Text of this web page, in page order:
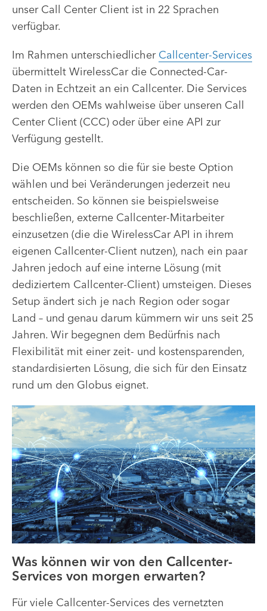
unser Call Center Client ist in 22 Sprachen
verfügbar.
Im Rahmen unterschiedlicher Callcenter-Services
übermittelt WirelessCar die Connected-Car-
Daten in Echtzeit an ein Callcenter. Die Services
werden den OEMs wahlweise über unseren Call
Center Client (CCC) oder über eine API zur
Verfügung gestellt.
Die OEMs können so die für sie beste Option
wählen und bei Veränderungen jederzeit neu
entscheiden. So können sie beispielsweise
beschließen, externe Callcenter-Mitarbeiter
einzusetzen (die die WirelessCar API in ihrem
eigenen Callcenter-Client nutzen), nach ein paar
Jahren jedoch auf eine interne Lösung (mit
dediziertem Callcenter-Client) umsteigen. Dieses
Setup ändert sich je nach Region oder sogar
Land – und genau darum kümmern wir uns seit 25
Jahren. Wir begegnen dem Bedürfnis nach
Flexibilität mit einer zeit- und kostensparenden,
standardisierten Lösung, die sich für den Einsatz
rund um den Globus eignet.
Was können wir von den Callcenter-
Services von morgen erwarten?
Für viele Callcenter-Services des vernetzten